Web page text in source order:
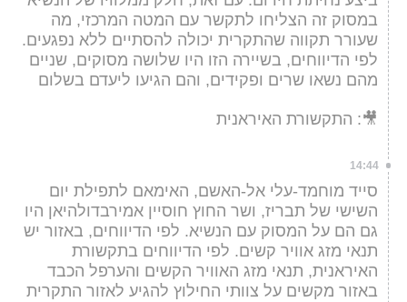
במסוק זה הצליחו לתקשר עם המטה המרכזי, מה
שעורר תקווה שהתקרית יכולה להסתיים ללא נפגעים.
לפי הדיווחים, בשיירה הזו היו שלושה מסוקים, שניים
מהם נשאו שרים ופקידים, והם הגיעו ליעדם בשלום
🎥: התקשורת האיראנית
14:44
סייד מוחמד-עלי אל-האשם, האימאם לתפילת יום
השישי של תבריז, ושר החוץ חוסיין אמירבדולהיאן היו
גם הם על המסוק עם הנשיא. לפי הדיווחים, באזור יש
תנאי מזג אוויר קשים. לפי הדיווחים בתקשורת
האיראנית, תנאי מזג האוויר הקשים והערפל הכבד
באזור מקשים על צוותי החילוץ להגיע לאזור התקרית